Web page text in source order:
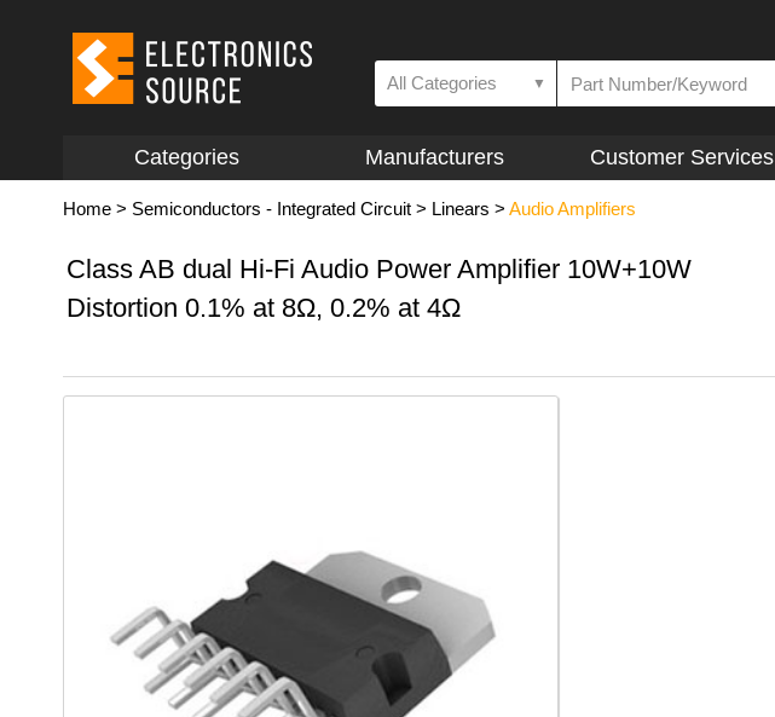
All Categories ▼
Categories Manufacturers Customer Services
Home > Semiconductors - Integrated Circuit > Linears > Audio Amplifiers
Class AB dual Hi-Fi Audio Power Amplifier 10W+10W
Distortion 0.1% at 8Ω, 0.2% at 4Ω